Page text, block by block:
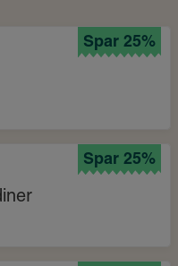
Spar 25%
Spar 25%